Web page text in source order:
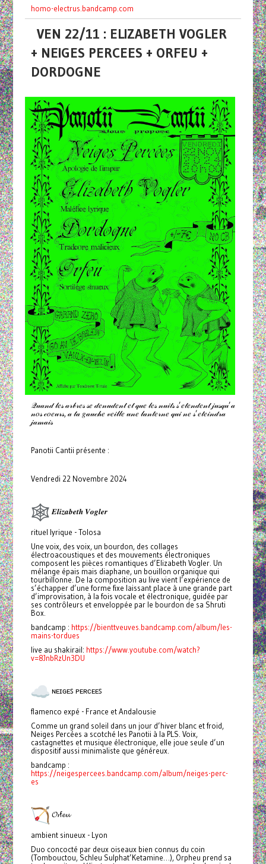
homo-electrus.bandcamp.com
VEN 22/11 : ELIZABETH VOGLER
+ NEIGES PERCEES + ORFEU +
DORDOGNE
𝒬𝓊𝒶𝓃𝒹 𝓁𝑒𝓈 𝒶𝓇𝒷𝓇𝑒𝓈 𝓈𝑒 𝒹𝑒𝓃𝓊𝒹𝑒𝓃𝓉 𝑒𝓉 𝓆𝓊𝑒 𝓁𝑒𝓈 𝓃𝓊𝒾𝓉𝓈 𝓈’𝑒𝓉𝑒𝓃𝒹𝑒𝓃𝓉 𝒿𝓊𝓈𝓆𝓊’𝒶
𝓃𝑜𝓈 𝒸𝑜𝑒𝓊𝓇𝓈, 𝒶 𝓉𝒶 𝑔𝒶𝓊𝒸𝒽𝑒 𝓋𝑒𝒾𝓁𝓁𝑒 𝓊𝓃𝑒 𝓁𝒶𝓃𝓉𝑒𝓇𝓃𝑒 𝓆𝓊𝒾 𝓃𝑒 𝓈’𝑒𝓉𝑒𝒾𝓃𝒹𝓇𝒶
𝒿𝒶𝓂𝒶𝒾𝓈
Panotii Cantii présente :
Vendredi 22 Novembre 2024
𝑬𝒍𝒊𝒛𝒂𝒃𝒆𝒕𝒉 𝑽𝒐𝒈𝒍𝒆𝒓
rituel lyrique - Tolosa
Une voix, des voix, un bourdon, des collages
électroacoustiques et des mouvements électroniques
composent les pièces romantiques d’Elizabeth Vogler. Un
mélange épais mais diaphane, un bouillon organique qui
tourbillonne. De la composition au live vient l’expérience de
s’échapper d’une forme fixe laissant place à une grande part
d’improvisation, à la fois vocale et électronique, guidée par
ses contrôleurs et enveloppée par le bourdon de sa Shruti
Box.
bandcamp : https://bienttveuves.bandcamp.com/album/les-
mains-tordues
live au shakirail: https://www.youtube.com/watch?
v=8JnbRzUn3DU
ɴᴇɪɢᴇꜱ ᴘᴇʀᴄᴇᴇꜱ
flamenco expé - France et Andalousie
Comme un grand soleil dans un jour d’hiver blanc et froid,
Neiges Percées a scotché les Panotii à la PLS. Voix,
castagnettes et musique électronique, elle joue seule d’un
dispositif aussi minimaliste que généreux.
bandcamp :
https://neigespercees.bandcamp.com/album/neiges-perc-
es
𝓞𝓻f𝓮𝓾
ambient sinueux - Lyon
Duo concocté par deux oiseaux bien connus du coin
(Tombouctou, Schleu Sulphat’Ketamine…), Orpheu prend sa